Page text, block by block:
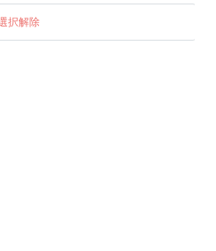
アー4脚を合わせる場合は、外側にする
択解除